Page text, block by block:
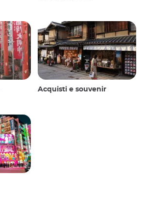
Acquisti e souvenir